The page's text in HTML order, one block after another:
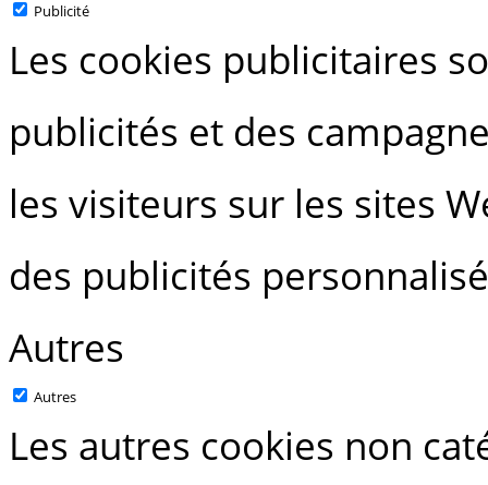
Publicité
Les cookies publicitaires
publicités et des
les visiteurs sur les sites
des publicités
Autres
Autres
Les autres cookies non